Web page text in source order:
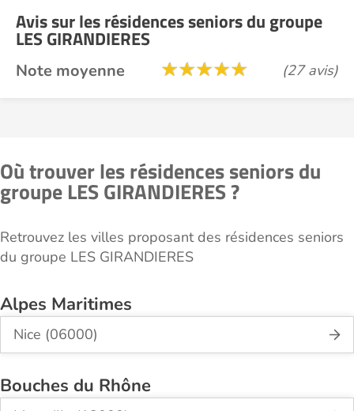
Avis sur les résidences seniors du groupe
LES GIRANDIERES
Note moyenne (27 avis)
Où trouver les résidences seniors du
groupe LES GIRANDIERES ?
Retrouvez les villes proposant des résidences seniors
du groupe LES GIRANDIERES
Alpes Maritimes
Nice (06000)
Bouches du Rhône